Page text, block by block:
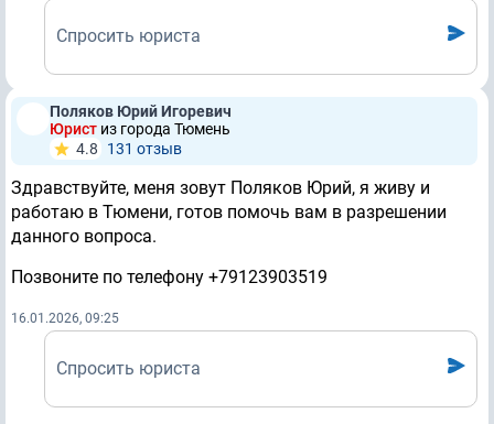
Спросить юриста
Поляков Юрий Игоревич
Юрист из города Тюмень
4.8
131 отзыв
Здравствуйте, меня зовут Поляков Юрий, я живу и
работаю в Тюмени, готов помочь вам в разрешении
данного вопроса.
Позвоните по телефону +79123903519
16.01.2026, 09:25
Спросить юриста